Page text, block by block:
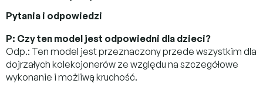
Pytania i odpowiedzi
P: Czy ten model jest odpowiedni dla dzieci?
Odp.: Ten model jest przeznaczony przede wszystkim dla
dojrzałych kolekcjonerów ze względu na szczegółowe
wykonanie i możliwą kruchość.